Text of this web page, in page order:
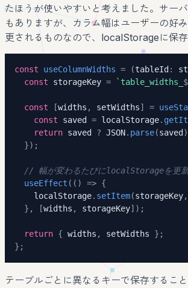
たほうが使いやすいと考えました。サー
もありますが、カラム幅はユーザーの好
更されるものなので、localStorageに保存
const useColumnWidths = (tableId :
const storageKey = ` table_widths_
const [widths , setWidths] =
const saved = localStorage.
return saved ? JSON. parse(saved )
}) ;
// 幅が変わるたびにlocalStorageを更
useEffect ( ( ) => {
    localStorage
. setItem(storageKey,
} , [widths , storageKey] ) ;
return { widths , setWidths } ;
} ;
テーブルごとに異なるキーで保存するこ